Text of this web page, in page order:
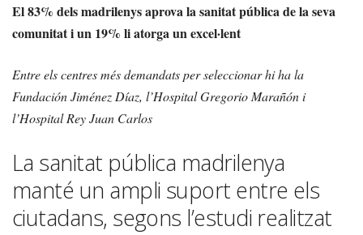
El 83% dels madrilenys aprova la sanitat pública de la seva
comunitat i un 19% li atorga un excel·lent
Entre els centres més demandats per seleccionar hi ha la
Fundación Jiménez Díaz, l’Hospital Gregorio Marañón i
l’Hospital Rey Juan Carlos
La sanitat pública madrilenya
manté un ampli suport entre els
ciutadans, segons l’estudi realitzat